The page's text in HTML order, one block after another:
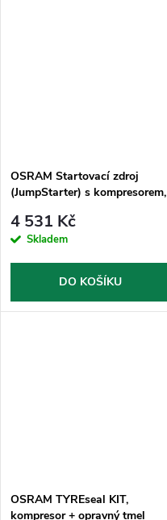
OSRAM Startovací zdroj
(JumpStarter) s kompresorem,
12V
4 531 Kč
Skladem
DO KOŠÍKU
OSRAM TYREseal KIT,
kompresor + opravný tmel